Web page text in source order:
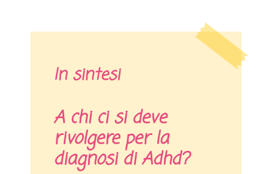
In sintesi
A chi ci si deve
rivolgere per la
diagnosi di Adhd?